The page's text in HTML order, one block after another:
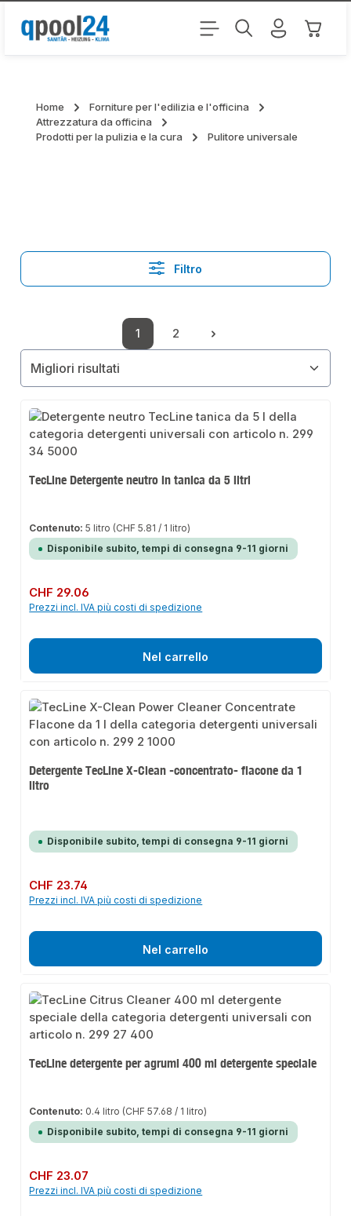
Passa al contenuto principale Il
Home
Forniture per l'edilizia e l'officina
Attrezzatura da officina
Prodotti per la pulizia e la cura
Pulitore universale
Filtro
Pagina
1
Pagina
2
TecLine Detergente neutro in tanica da 5 litri
Contenuto:5 litro (CHF 5.81 / 1 litro)
Disponibile subito, tempi di consegna 9-11 giorni
Prezzo normale:
CHF 29.06
Prezzi incl. IVA più costi di spedizione
Nel carrello
Detergente TecLine X-Clean -concentrato- flacone da 1
litro
Disponibile subito, tempi di consegna 9-11 giorni
Prezzo normale:
CHF 23.74
Prezzi incl. IVA più costi di spedizione
Nel carrello
TecLine detergente per agrumi 400 ml detergente speciale
Contenuto: 0.4 litro (CHF 57.68 / 1 litro)
Disponibile subito, tempi di consegna 9-11 giorni
Prezzo normale:
CHF 23.07
Prezzi incl. IVA più costi di spedizione